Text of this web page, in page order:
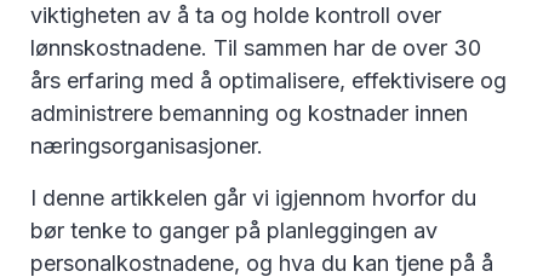
viktigheten av å ta og holde kontroll over
lønnskostnadene. Til sammen har de over 30
års erfaring med å optimalisere, effektivisere og
administrere bemanning og kostnader innen
næringsorganisasjoner.
I denne artikkelen går vi igjennom hvorfor du
bør tenke to ganger på planleggingen av
personalkostnadene, og hva du kan tjene på å